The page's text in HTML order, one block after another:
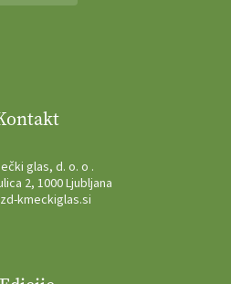
glas, d. o. o .
2, 1000 Ljubljana
kmeckiglas.si